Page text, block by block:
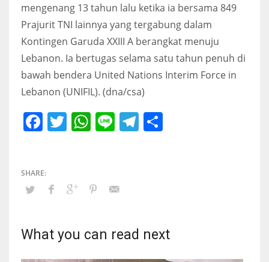
mengenang 13 tahun lalu ketika ia bersama 849
Prajurit TNI lainnya yang tergabung dalam
Kontingen Garuda XXIII A berangkat menuju
Lebanon. Ia bertugas selama satu tahun penuh di
bawah bendera United Nations Interim Force in
Lebanon (UNIFIL). (dna/csa)
Facebook
Twitter
WhatsApp
LineTelegram
What you can read next